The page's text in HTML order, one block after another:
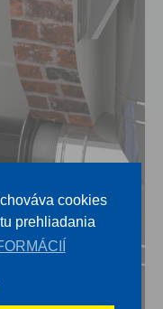
cookies
prehliadania